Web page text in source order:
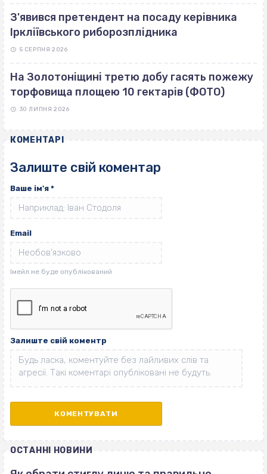
З'явився претендент на посаду керівника
Іркліївського риборозплідника
5 СЕРПНЯ 2026
На Золотоніщині третю добу гасять пожежу
торфовища площею 10 гектарів (ФОТО)
30 ЛИПНЯ 2026
КОМЕНТАРІ
Залиште свій коментар
Ваше ім'я *
Email
Залиште свій коментр
ОСТАННІ НОВИНИ